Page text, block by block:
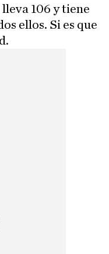
106 y tiene
ellos. Si es que